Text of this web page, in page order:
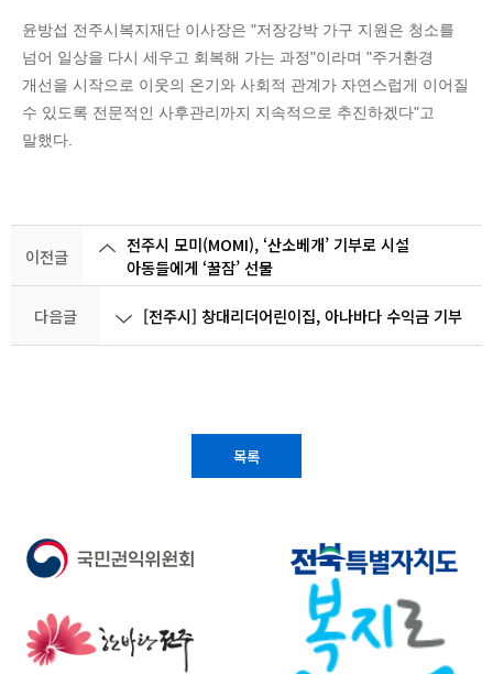
윤방섭 전주시복지재단 이사장은 "저장강박 가구 지원은 청소를
넘어 일상을 다시 세우고 회복해 가는 과정"이라며 "주거환경
개선을 시작으로 이웃의 온기와 사회적 관계가 자연스럽게 이어질
수 있도록 전문적인 사후관리까지 지속적으로 추진하겠다"고
말했다.
이전글
전주시 모미(MOMI), ‘산소베개’ 기부로 시설
아동들에게 ‘꿀잠’ 선물
다음글 [전주시] 창대리더어린이집, 아나바다 수익금 기부
목록